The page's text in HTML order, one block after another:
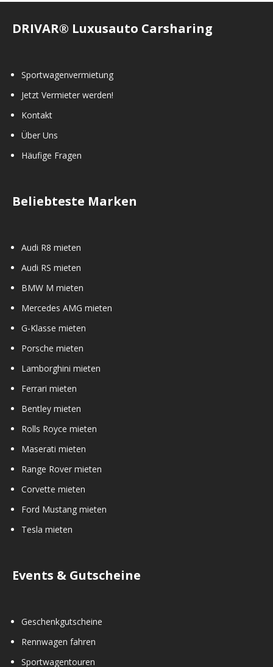
DRIVAR® Luxusauto Carsharing
Sportwagenvermietung
Jetzt Vermieter werden!
Kontakt
Über Uns
Häufige Fragen
Beliebteste Marken
Audi R8 mieten
Audi RS mieten
BMW M mieten
Mercedes AMG mieten
G-Klasse mieten
Porsche mieten
Lamborghini mieten
Ferrari mieten
Bentley mieten
Rolls Royce mieten
Maserati mieten
Range Rover mieten
Corvette mieten
Ford Mustang mieten
Tesla mieten
Events & Gutscheine
Geschenkgutscheine
Rennwagen fahren
Sportwagentouren